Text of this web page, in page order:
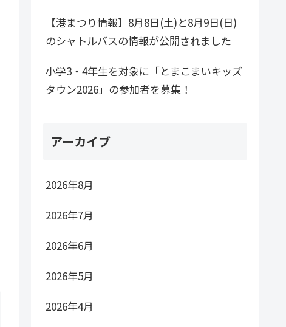
【港まつり情報】8月8日(土)と8月9日(日)
のシャトルバスの情報が公開されました
小学3・4年生を対象に「とまこまいキッズ
タウン2026」の参加者を募集！
アーカイブ
2026年8月
2026年7月
2026年6月
2026年5月
2026年4月